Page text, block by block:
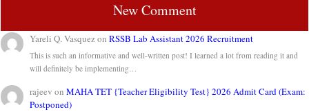
New Comment
Yareli Q. VasquezonRSSB Lab Assistant 2026 Recruitment
This is such an informative and well-written post! I learned a lot from reading it and
will definitely be implementing…
rajeev onMAHA TET {Teacher Eligibility Test} 2026 Admit Card (Exam:
Postponed)